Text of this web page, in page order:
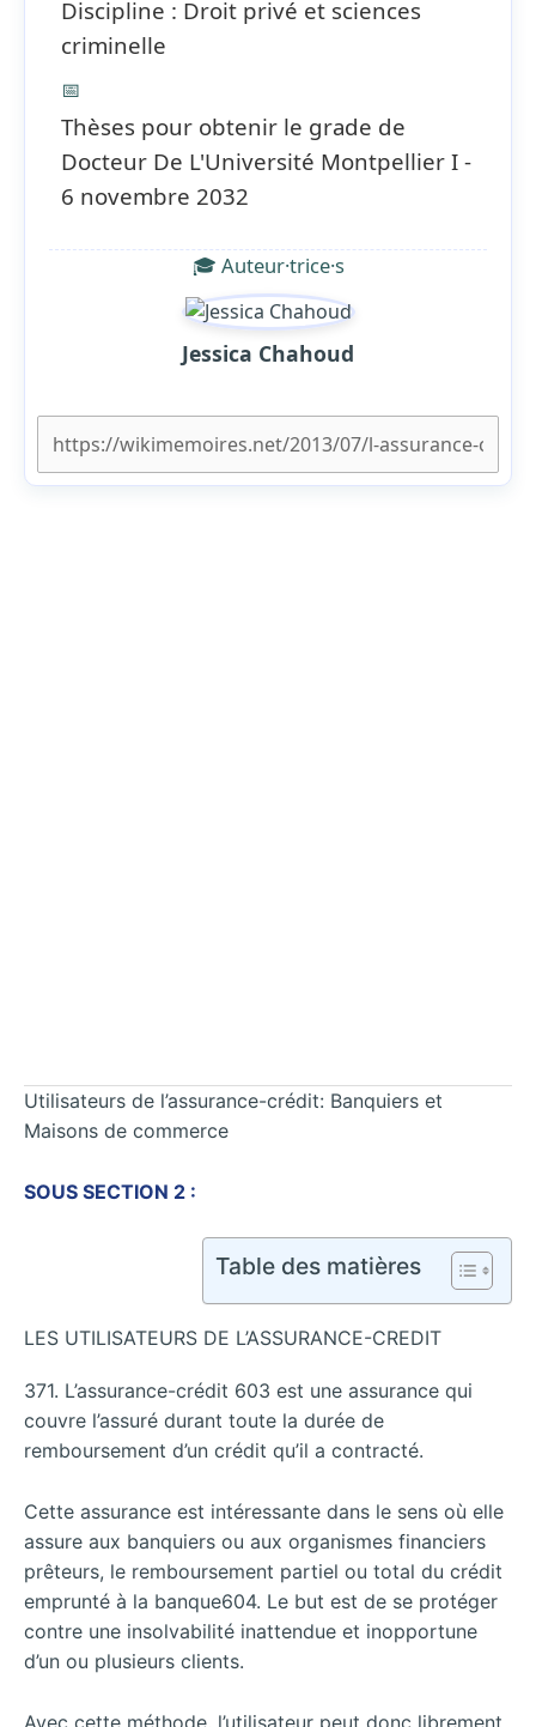
Discipline : Droit privé et sciences
criminelle
📅
Thèses pour obtenir le grade de
Docteur De L'Université Montpellier I -
6 novembre 2032
🎓 Auteur·trice·s
Jessica Chahoud
Utilisateurs de l’assurance-crédit: Banquiers et
Maisons de commerce
SOUS SECTION 2 :
Table des matières
LES UTILISATEURS DE L’ASSURANCE-CREDIT
371. L’assurance-crédit 603 est une assurance qui
couvre l’assuré durant toute la durée de
remboursement d’un crédit qu’il a contracté.
Cette assurance est intéressante dans le sens où elle
assure aux banquiers ou aux organismes financiers
prêteurs, le remboursement partiel ou total du crédit
emprunté à la banque604. Le but est de se protéger
contre une insolvabilité inattendue et inopportune
d’un ou plusieurs clients.
Avec cette méthode, l’utilisateur peut donc librement